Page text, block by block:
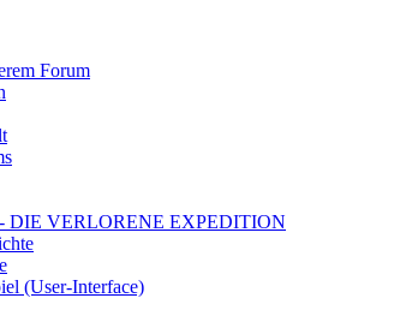
Forum
DIE VERLORENE EXPEDITION
(User-Interface)